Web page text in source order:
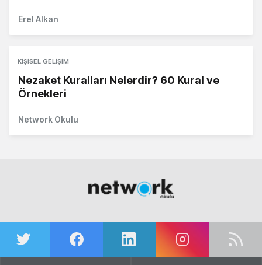
Erel Alkan
KIŞISEL GELIŞIM
Nezaket Kuralları Nelerdir? 60 Kural ve
Örnekleri
Network Okulu